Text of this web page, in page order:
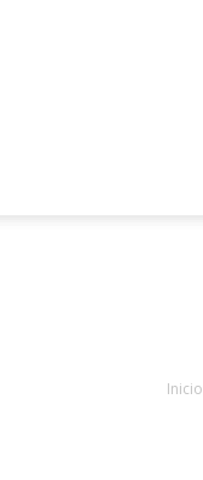
Inicio